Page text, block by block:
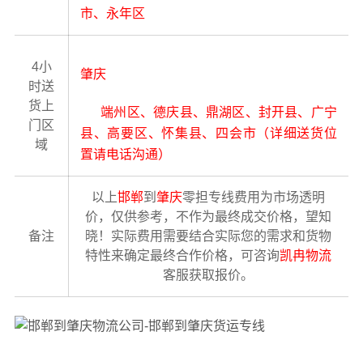
市、永年区
4小
时送
货上
门区
域
肇庆
端州区、德庆县、鼎湖区、封开县、广宁
县、高要区、怀集县、四会市（详细送货位
置请电话沟通）
备注
以上邯郸到肇庆零担专线费用为市场透明
价，仅供参考，不作为最终成交价格，望知
晓！实际费用需要结合实际您的需求和货物
特性来确定最终合作价格，可咨询凯冉物流
客服获取报价。